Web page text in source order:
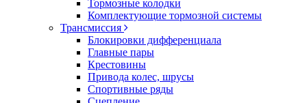
Тормозные колодки
Комплектующие тормозной системы
Трансмиссия
Блокировки дифференциала
Главные пары
Крестовины
Привода колес, шрусы
Спортивные ряды